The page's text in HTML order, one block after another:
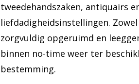
tweedehandszaken, antiquairs
liefdadigheidsinstellingen.
zorgvuldig opgeruimd en
binnen no-time weer ter
bestemming.